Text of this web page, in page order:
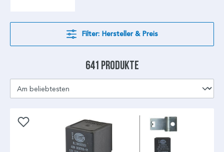
Filter: Hersteller & Preis
641 Produkte